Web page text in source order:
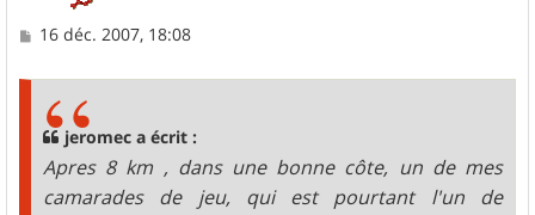
M16 déc. 2007, 18:08
jeromec a écrit :
Apres 8 km , dans une bonne côte, un de mes
camarades de jeu, qui est pourtant l'un de